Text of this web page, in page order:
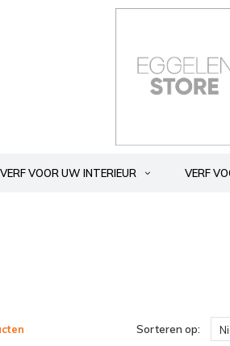
VERF VOOR UW INTERIEUR VERF
Sorteren op: